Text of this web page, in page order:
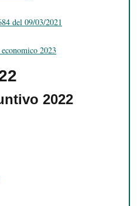
del 09/03/2021
2023
2022